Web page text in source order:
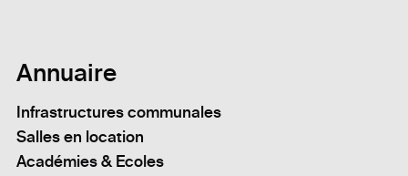
Annuaire
Infrastructures communales
Salles en location
Académies & Ecoles